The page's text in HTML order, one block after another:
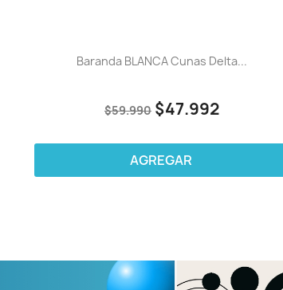
Baranda BLANCA Cunas Delta...
$59.990 $47.992
AGREGAR